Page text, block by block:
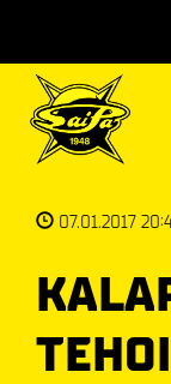
07.01.2017